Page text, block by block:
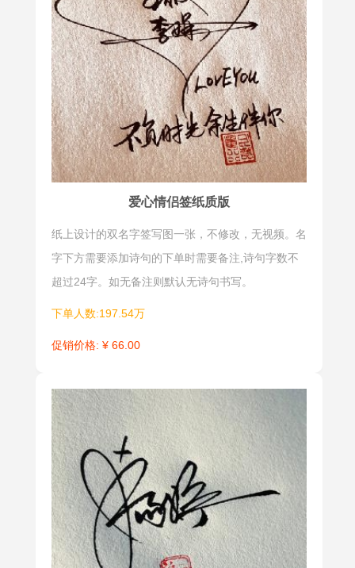
爱心情侣签纸质版
纸上设计的双名字签写图一张，不修改，无视频。名
字下方需要添加诗句的下单时需要备注,诗句字数不
超过24字。如无备注则默认无诗句书写。
下单人数:197.54万
促销价格: ¥ 66.00